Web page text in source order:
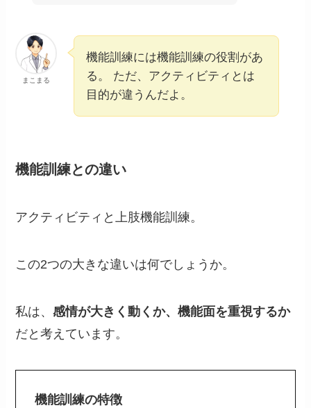
まこまる
機能訓練には機能訓練の役割があ
る。 ただ、アクティビティとは
目的が違うんだよ。
機能訓練との違い
アクティビティと上肢機能訓練。
この2つの大きな違いは何でしょうか。
私は、感情が大きく動くか、機能面を重視するか
だと考えています。
機能訓練の特徴